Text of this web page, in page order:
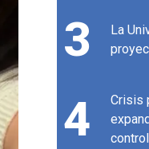
3
La
4
Crisis
control